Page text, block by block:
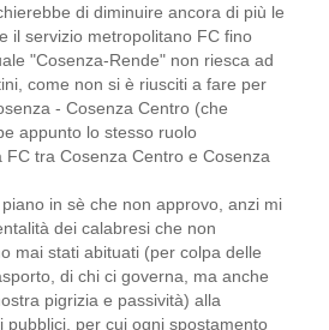
di diminuire ancora di più le
il servizio metropolitano FC fino
"Cosenza-Rende" non riesca ad
come non si è riusciti a fare per
- Cosenza Centro (che
appunto lo stesso ruolo
FC tra Cosenza Centro e Cosenza
in sè che non approvo, anzi mi
dei calabresi che non
mai stati abituati (per colpa delle
di chi ci governa, ma anche
pigrizia e passività) alla
pubblici, per cui ogni spostamento